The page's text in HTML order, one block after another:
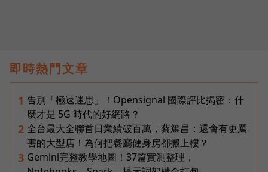
即時熱門文章
1 告別「極速迷思」！Opensignal 國際評比揭密：什
麼才是 5G 時代的好網路？
2 全台最大全聯首日業績破百萬，蔡篤昌：還會有更厲
害的大型店！為何把餐廳健身房都搬上樓？
3 Gemini完整教學地圖！37篇實測整理，